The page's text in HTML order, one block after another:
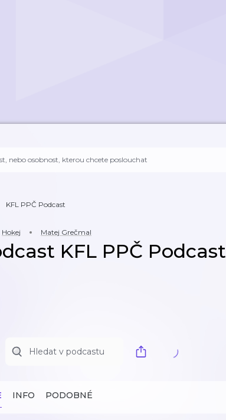
KFL PPČ Podcast
Hokej Matej Grečmal
KFL PPČ Podcast
INFO PODOBNÉ